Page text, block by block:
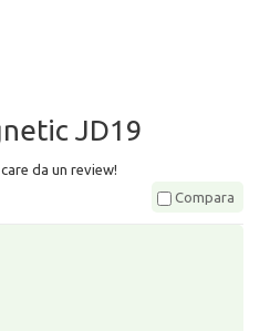
JD19
da un review!
Compara